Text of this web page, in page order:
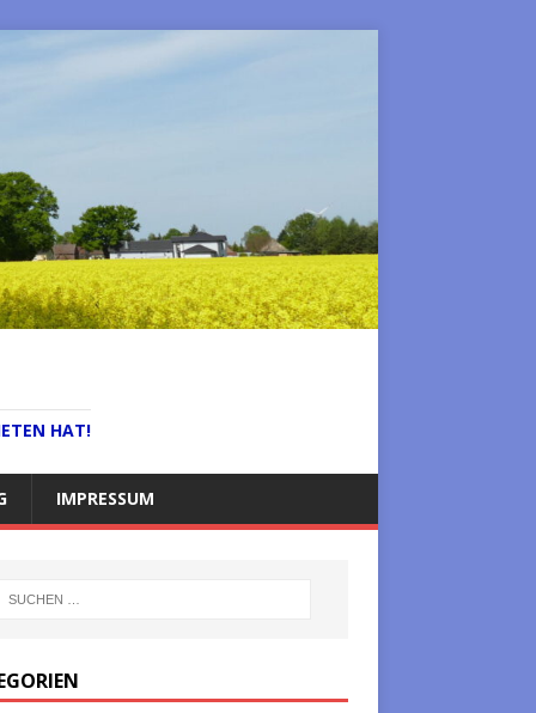
HAT!
IMPRESSUM